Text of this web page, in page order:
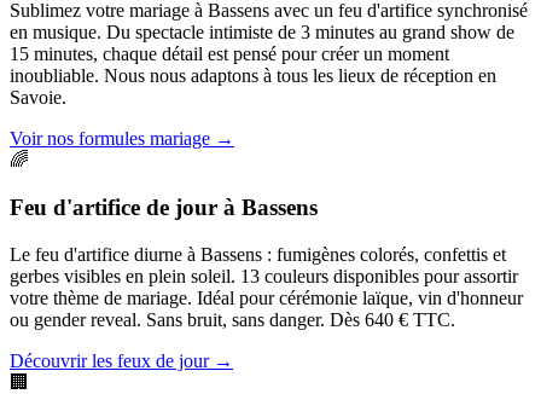
Sublimez votre mariage à Bassens avec un feu d'artifice synchronisé
en musique. Du spectacle intimiste de 3 minutes au grand show de
15 minutes, chaque détail est pensé pour créer un moment
inoubliable. Nous nous adaptons à tous les lieux de réception en
Savoie.
Voir nos formules mariage →
🌈
Feu d'artifice de jour à Bassens
Le feu d'artifice diurne à Bassens : fumigènes colorés, confettis et
gerbes visibles en plein soleil. 13 couleurs disponibles pour assortir
votre thème de mariage. Idéal pour cérémonie laïque, vin d'honneur
ou gender reveal. Sans bruit, sans danger. Dès 640 € TTC.
Découvrir les feux de jour→
🏢